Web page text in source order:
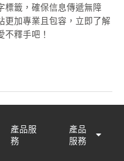
標籤，確保信息傳遞無障
更加專業且包容，立即了解
釋手吧！
產品服
務
產品
服務